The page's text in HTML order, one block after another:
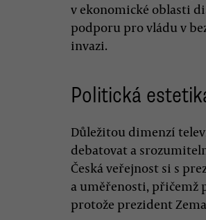
v ekonomické oblasti
podporu pro vládu v
invazi.
Politická
Důležitou dimenzí
debatovat a
Česká veřejnost si s
a uměřenosti, přičemž
protože prezident